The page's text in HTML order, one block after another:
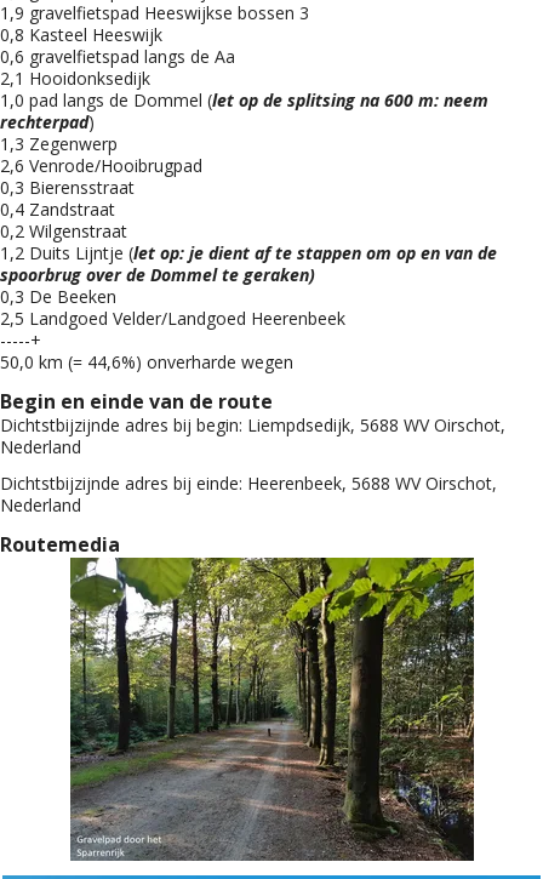
1,9 gravelfietspad Heeswijkse bossen 3
0,8 Kasteel Heeswijk
0,6 gravelfietspad langs de Aa
2,1 Hooidonksedijk
1,0 pad langs de Dommel (let op de splitsing na 600 m: neem
rechterpad)
1,3 Zegenwerp
2,6 Venrode/Hooibrugpad
0,3 Bierensstraat
0,4 Zandstraat
0,2 Wilgenstraat
1,2 Duits Lijntje (let op: je dient af te stappen om op en van de
spoorbrug over de Dommel te geraken)
0,3 De Beeken
2,5 Landgoed Velder/Landgoed Heerenbeek
-----+
50,0 km (= 44,6%) onverharde wegen
Begin en einde van de route
Dichtstbijzijnde adres bij begin: Liempdsedijk, 5688 WV Oirschot,
Nederland
Dichtstbijzijnde adres bij einde: Heerenbeek, 5688 WV Oirschot,
Nederland
Routemedia